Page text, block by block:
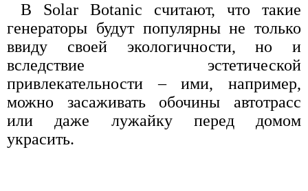
В Solar Botanic считают, что такие
генераторы будут популярны не только
ввиду своей экологичности, но и
вследствие эстетической
привлекательности – ими, например,
можно засаживать обочины автотрасс
или даже лужайку перед домом
украсить.